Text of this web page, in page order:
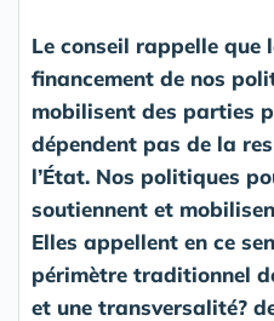
Le conseil rappelle que
financement de nos
mobilisent des parties
dépendent pas de la
l’État. Nos politiques
soutiennent et
Elles appellent en ce
périmètre traditionnel
et une transversalité?